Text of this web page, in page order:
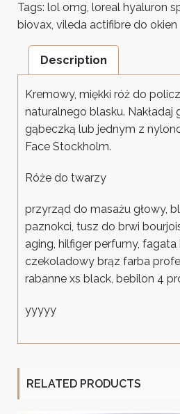
Tags: lol omg, loreal hyaluron
biovax, vileda actifibre do okien
Description
Kremowy, miękki róż do
naturalnego blasku. Nakładaj
gąbeczką lub jednym z
Face Stockholm.
Róże do twarzy
przyrząd do masażu głowy,
paznokci, tusz do brwi
aging, hilfiger perfumy,
czekoladowy brąz farba
rabanne xs black, bebilon 4
yyyyy
RELATED PRODUCTS